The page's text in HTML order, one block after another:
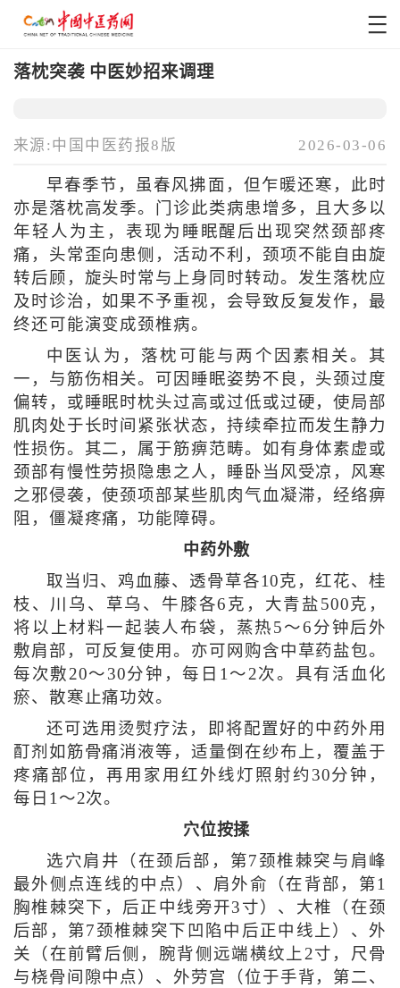
落枕突袭 中医妙招来调理
来源:中国中医药报8版 2026-03-06
早春季节，虽春风拂面，但乍暖还寒，此时
亦是落枕高发季。门诊此类病患增多，且大多以
年轻人为主，表现为睡眠醒后出现突然颈部疼
痛，头常歪向患侧，活动不利，颈项不能自由旋
转后顾，旋头时常与上身同时转动。发生落枕应
及时诊治，如果不予重视，会导致反复发作，最
终还可能演变成颈椎病。
中医认为，落枕可能与两个因素相关。其
一，与筋伤相关。可因睡眠姿势不良，头颈过度
偏转，或睡眠时枕头过高或过低或过硬，使局部
肌肉处于长时间紧张状态，持续牵拉而发生静力
性损伤。其二，属于筋痹范畴。如有身体素虚或
颈部有慢性劳损隐患之人，睡卧当风受凉，风寒
之邪侵袭，使颈项部某些肌肉气血凝滞，经络痹
阻，僵凝疼痛，功能障碍。
中药外敷
取当归、鸡血藤、透骨草各10克，红花、桂
枝、川乌、草乌、牛膝各6克，大青盐500克，
将以上材料一起装人布袋，蒸热5～6分钟后外
敷肩部，可反复使用。亦可网购含中草药盐包。
每次敷20～30分钟，每日1～2次。具有活血化
瘀、散寒止痛功效。
还可选用烫熨疗法，即将配置好的中药外用
酊剂如筋骨痛消液等，适量倒在纱布上，覆盖于
疼痛部位，再用家用红外线灯照射约30分钟，
每日1～2次。
穴位按揉
选穴肩井（在颈后部，第7颈椎棘突与肩峰
最外侧点连线的中点）、肩外俞（在背部，第1
胸椎棘突下，后正中线旁开3寸）、大椎（在颈
后部，第7颈椎棘突下凹陷中后正中线上）、外
关（在前臂后侧，腕背侧远端横纹上2寸，尺骨
与桡骨间隙中点）、外劳宫（位于手背，第二、